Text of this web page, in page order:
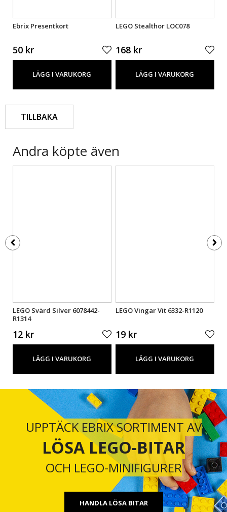
Ebrix Presentkort
50 kr
LÄGG I VARUKORG
LEGO Stealthor LOC078
168 kr
LÄGG I VARUKORG
TILLBAKA
Andra köpte även
LEGO Svärd Silver 6078442-
R1314
12 kr
LÄGG I VARUKORG
LEGO Vingar Vit 6332-R1120
19 kr
LÄGG I VARUKORG
UPPTÄCK EBRIX SORTIMENT AV
LÖSA LEGO-BITAR
OCH LEGO-MINIFIGURER
HANDLA LÖSA BITAR